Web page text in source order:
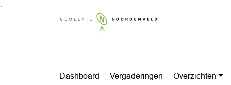
Ga naar de inhoud van deze pagina
Dashboard Vergaderingen Overzichten